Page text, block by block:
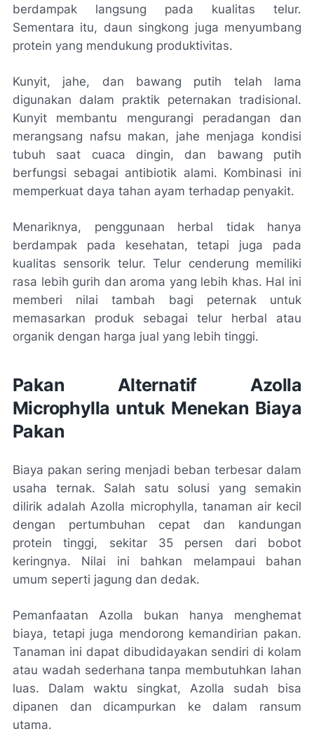
berdampak langsung pada kualitas telur.
Sementara itu, daun singkong juga menyumbang
protein yang mendukung produktivitas.
Kunyit, jahe, dan bawang putih telah lama
digunakan dalam praktik peternakan tradisional.
Kunyit membantu mengurangi peradangan dan
merangsang nafsu makan, jahe menjaga kondisi
tubuh saat cuaca dingin, dan bawang putih
berfungsi sebagai antibiotik alami. Kombinasi ini
memperkuat daya tahan ayam terhadap penyakit.
Menariknya, penggunaan herbal tidak hanya
berdampak pada kesehatan, tetapi juga pada
kualitas sensorik telur. Telur cenderung memiliki
rasa lebih gurih dan aroma yang lebih khas. Hal ini
memberi nilai tambah bagi peternak untuk
memasarkan produk sebagai telur herbal atau
organik dengan harga jual yang lebih tinggi.
Pakan Alternatif Azolla
Microphylla untuk Menekan Biaya
Pakan
Biaya pakan sering menjadi beban terbesar dalam
usaha ternak. Salah satu solusi yang semakin
dilirik adalah Azolla microphylla, tanaman air kecil
dengan pertumbuhan cepat dan kandungan
protein tinggi, sekitar 35 persen dari bobot
keringnya. Nilai ini bahkan melampaui bahan
umum seperti jagung dan dedak.
Pemanfaatan Azolla bukan hanya menghemat
biaya, tetapi juga mendorong kemandirian pakan.
Tanaman ini dapat dibudidayakan sendiri di kolam
atau wadah sederhana tanpa membutuhkan lahan
luas. Dalam waktu singkat, Azolla sudah bisa
dipanen dan dicampurkan ke dalam ransum
utama.